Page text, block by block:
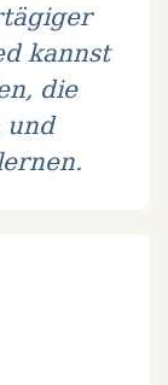
kannst
die
und